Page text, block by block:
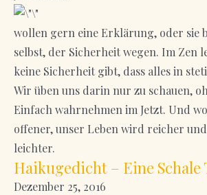
wollen gern eine Erklärung, oder sie
selbst, der Sicherheit wegen. Im Zen
keine Sicherheit gibt, dass alles in
Wir üben uns darin nur zu schauen,
Einfach wahrnehmen im Jetzt. Und
offener, unser Leben wird reicher
leichter.
Haikugedicht – Eine Schale
Dezember 25, 2016